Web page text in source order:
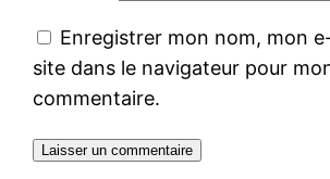
Enregistrer mon nom, mon
site dans le navigateur pour
commentaire.